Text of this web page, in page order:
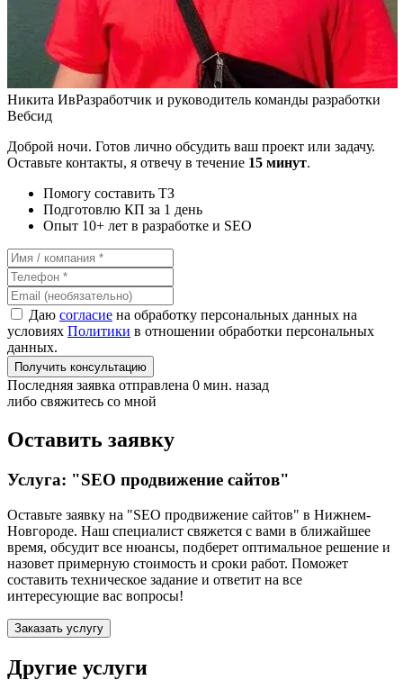
Никита ИвРазработчик и руководитель команды разработки
Вебсид
Доброй ночи. Готов лично обсудить ваш проект или задачу.
Оставьте контакты, я отвечу в течение 15 минут.
Помогу составить ТЗ
Подготовлю КП за 1 день
Опыт 10+ лет в разработке и SEO
Даю согласие на обработку персональных данных на
условиях Политики в отношении обработки персональных
данных.
Получить консультацию
Последняя заявка отправлена 0 мин. назад
либо свяжитесь со мной
Оставить заявку
Услуга: "SEO продвижение сайтов"
Оставьте заявку на "SEO продвижение сайтов" в Нижнем-
Новгороде. Наш специалист свяжется с вами в ближайшее
время, обсудит все нюансы, подберет оптимальное решение и
назовет примерную стоимость и сроки работ. Поможет
составить техническое задание и ответит на все
интересующие вас вопросы!
Заказать услугу
Другие услуги